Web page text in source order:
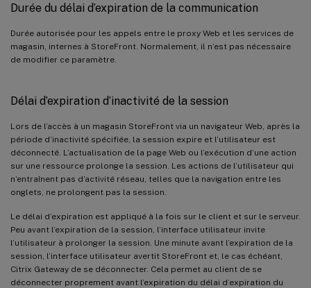
Durée du délai d’expiration de la communication
Durée autorisée pour les appels entre le proxy Web et les services de
magasin, internes à StoreFront. Normalement, il n’est pas nécessaire
de modifier ce paramètre.
Délai d’expiration d’inactivité de la session
Lors de l’accès à un magasin StoreFront via un navigateur Web, après la
période d’inactivité spécifiée, la session expire et l’utilisateur est
déconnecté. L’actualisation de la page Web ou l’exécution d’une action
sur une ressource prolonge la session. Les actions de l’utilisateur qui
n’entraînent pas d’activité réseau, telles que la navigation entre les
onglets, ne prolongent pas la session.
Le délai d’expiration est appliqué à la fois sur le client et sur le serveur.
Peu avant l’expiration de la session, l’interface utilisateur invite
l’utilisateur à prolonger la session. Une minute avant l’expiration de la
session, l’interface utilisateur avertit StoreFront et, le cas échéant,
Citrix Gateway de se déconnecter. Cela permet au client de se
déconnecter proprement avant l’expiration du délai d’expiration du